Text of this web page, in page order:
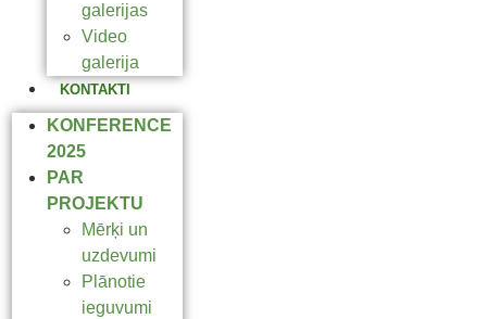
galerijas
Video
galerija
KONTAKTI
KONFERENCE
2025
PAR
PROJEKTU
Mērķi un
uzdevumi
Plānotie
ieguvumi